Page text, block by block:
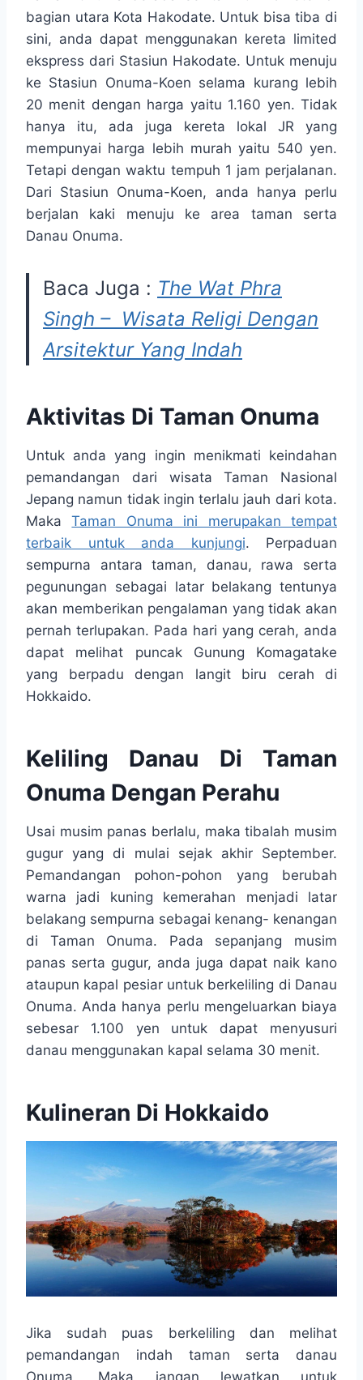
bagian utara Kota Hakodate. Untuk bisa tiba di
sini, anda dapat menggunakan kereta limited
ekspress dari Stasiun Hakodate. Untuk menuju
ke Stasiun Onuma-Koen selama kurang lebih
20 menit dengan harga yaitu 1.160 yen. Tidak
hanya itu, ada juga kereta lokal JR yang
mempunyai harga lebih murah yaitu 540 yen.
Tetapi dengan waktu tempuh 1 jam perjalanan.
Dari Stasiun Onuma-Koen, anda hanya perlu
berjalan kaki menuju ke area taman serta
Danau Onuma.
Baca Juga : The Wat Phra
Singh – Wisata Religi Dengan
Arsitektur Yang Indah
Aktivitas Di Taman Onuma
Untuk anda yang ingin menikmati keindahan
pemandangan dari wisata Taman Nasional
Jepang namun tidak ingin terlalu jauh dari kota.
MakaTaman Onuma ini merupakan tempat
terbaik untuk anda kunjungi. Perpaduan
sempurna antara taman, danau, rawa serta
pegunungan sebagai latar belakang tentunya
akan memberikan pengalaman yang tidak akan
pernah terlupakan. Pada hari yang cerah, anda
dapat melihat puncak Gunung Komagatake
yang berpadu dengan langit biru cerah di
Hokkaido.
Keliling Danau Di Taman
Onuma Dengan Perahu
Usai musim panas berlalu, maka tibalah musim
gugur yang di mulai sejak akhir September.
Pemandangan pohon-pohon yang berubah
warna jadi kuning kemerahan menjadi latar
belakang sempurna sebagai kenang- kenangan
di Taman Onuma. Pada sepanjang musim
panas serta gugur, anda juga dapat naik kano
ataupun kapal pesiar untuk berkeliling di Danau
Onuma. Anda hanya perlu mengeluarkan biaya
sebesar 1.100 yen untuk dapat menyusuri
danau menggunakan kapal selama 30 menit.
Kulineran Di Hokkaido
Jika sudah puas berkeliling dan melihat
pemandangan indah taman serta danau